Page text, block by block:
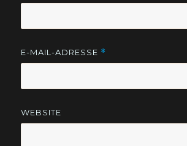
E-MAIL-ADRESSE *
WEBSITE